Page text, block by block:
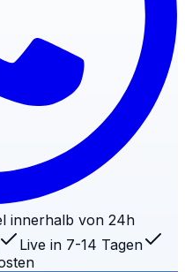
innerhalb von 24h
Live in 7-14 Tagen